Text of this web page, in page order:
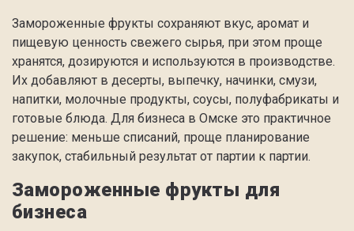
Замороженные фрукты сохраняют вкус, аромат и
пищевую ценность свежего сырья, при этом проще
хранятся, дозируются и используются в производстве.
Их добавляют в десерты, выпечку, начинки, смузи,
напитки, молочные продукты, соусы, полуфабрикаты и
готовые блюда. Для бизнеса в Омске это практичное
решение: меньше списаний, проще планирование
закупок, стабильный результат от партии к партии.
Замороженные фрукты для
бизнеса